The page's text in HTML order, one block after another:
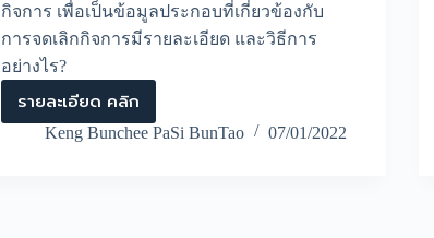
กิจการ เพื่อเป็นข้อมูลประกอบที่เกี่ยวข้องกับ
การจดเลิกกิจการมีรายละเอียด และวิธีการ
อย่างไร?
รายละเอียด คลิก
ถาม-
ตอบ
เกี่ยว
Keng Bunchee PaSi BunTao 07/01/2022